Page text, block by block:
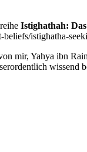
Istighathah:
istighatha-
mir, Yahya ibn
wissend